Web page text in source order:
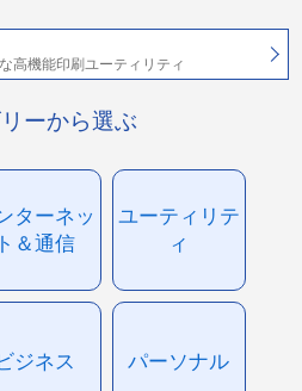
高機能印刷ユーティリティ
ーから選ぶ
ターネッ
ト＆通信
ユーティリテ
ィ
ジネス パーソナル